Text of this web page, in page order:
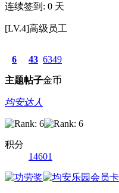
连续签到: 0 天
[LV.4]高级员工
6
主题
43
帖子
6349
金币
均安达人
积分
14601